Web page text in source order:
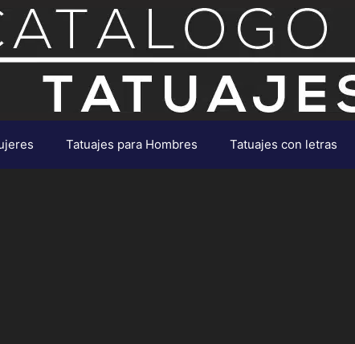
Tatuajes para Hombres Tatuajes con letras